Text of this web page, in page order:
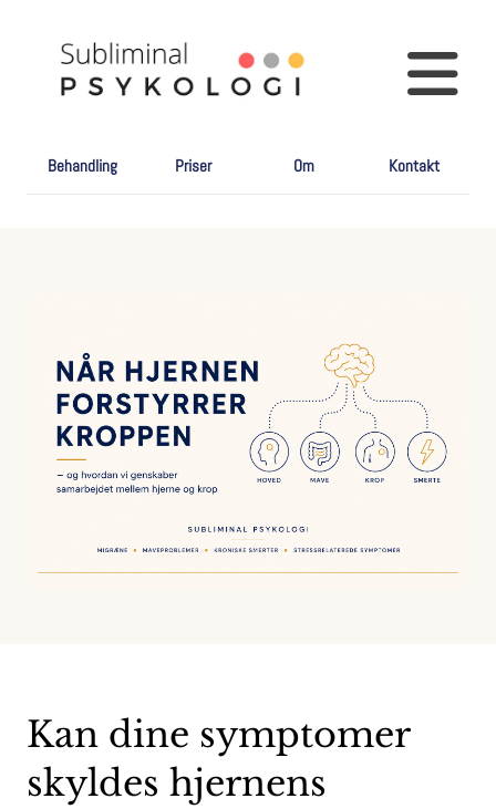
Behandling Priser Om Kontakt
Kan dine symptomer
skyldes hjernens